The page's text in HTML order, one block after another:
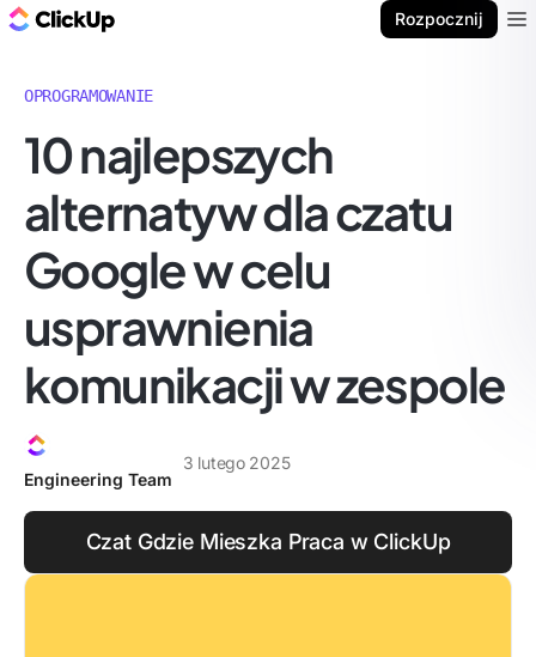
Rozpocznij
OPROGRAMOWANIE
10 najlepszych
alternatyw dla czatu
Google w celu
usprawnienia
komunikacji w zespole
Engineering Team
3 lutego 2025
Czat Gdzie Mieszka Praca w ClickUp